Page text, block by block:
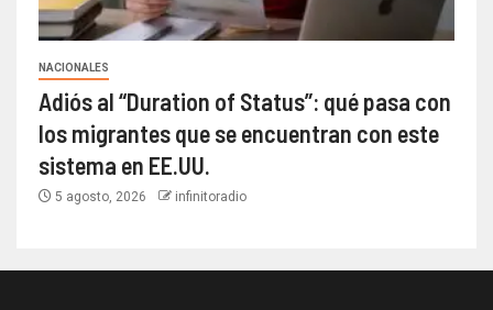
NACIONALES
Adiós al “Duration of Status”: qué pasa con
los migrantes que se encuentran con este
sistema en EE.UU.
5 agosto, 2026 infinitoradio